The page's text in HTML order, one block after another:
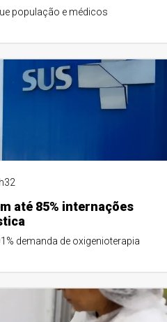
população e médicos
até 85% internações
demanda de oxigenioterapia